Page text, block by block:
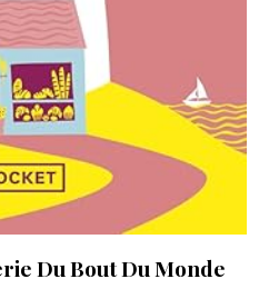
Du Bout Du Monde